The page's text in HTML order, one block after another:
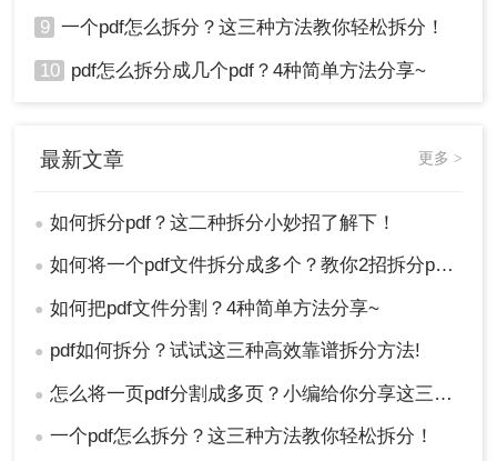
9 一个pdf怎么拆分？这三种方法教你轻松拆分！
10 pdf怎么拆分成几个pdf？4种简单方法分享~
最新文章 更多 >
● 如何拆分pdf？这二种拆分小妙招了解下！
● 如何将一个pdf文件拆分成多个？教你2招拆分pdf！
● 如何把pdf文件分割？4种简单方法分享~
● pdf如何拆分？试试这三种高效靠谱拆分方法!
● 怎么将一页pdf分割成多页？小编给你分享这三种方法！
● 一个pdf怎么拆分？这三种方法教你轻松拆分！